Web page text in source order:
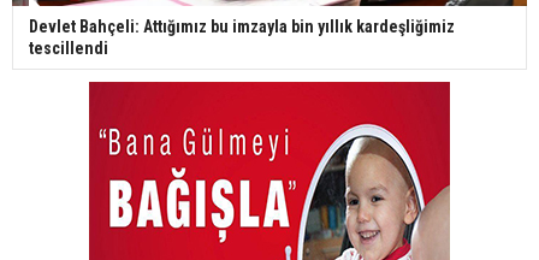
Devlet Bahçeli: Attığımız bu imzayla bin yıllık kardeşliğimiz
tescillendi